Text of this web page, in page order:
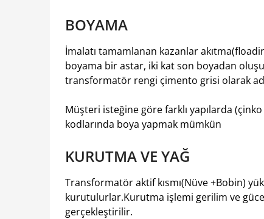
BOYAMA
İmalatı tamamlanan kazanlar
boyama bir astar, iki kat son boyadan
transformatör rengi çimento grisi olarak
Müşteri isteğine göre farklı yapılarda
kodlarında boya yapmak mümkün
KURUTMA VE YAĞ
Transformatör aktif kısmı(Nüve +Bobin)
kurutulurlar.Kurutma işlemi gerilim ve
gerçekleştirilir.